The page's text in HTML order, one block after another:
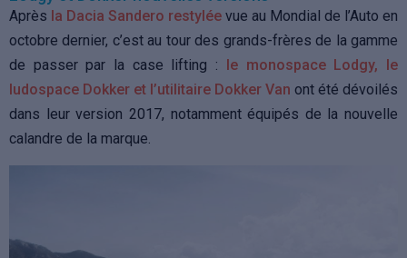
Après la Dacia Sandero restylée vue au Mondial de l’Auto en
octobre dernier, c’est au tour des grands-frères de la gamme
de passer par la case lifting : le monospace Lodgy, le
ludospace Dokker et l’utilitaire Dokker Van ont été dévoilés
dans leur version 2017, notamment équipés de la nouvelle
calandre de la marque.